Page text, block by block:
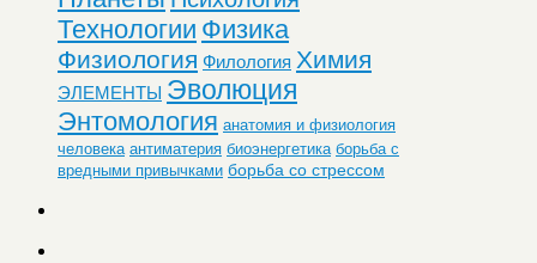
Технологии Физика
Физиология Филология Химия
ЭЛЕМЕНТЫ Эволюция
Энтомология анатомия и физиология
человека антиматерия биоэнергетика борьба с
вредными привычками борьба со стрессом